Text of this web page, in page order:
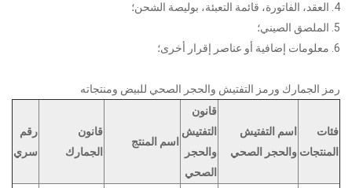
4. العقد، الفاتورة، قائمة التعبئة، بوليصة الشحن؛
5. الملصق الصيني؛
6. معلومات إضافية أو عناصر إقرار أخرى؛
رمز الجمارك ورمز التفتيش والحجر الصحي للبيض ومنتجاته
رقم
سري
قانون
الجمارك
اسم المنتج
قانون
التفتيش
والحجر
الصحي
اسم التفتيش
والحجر الصحي
فئات
المنتجات